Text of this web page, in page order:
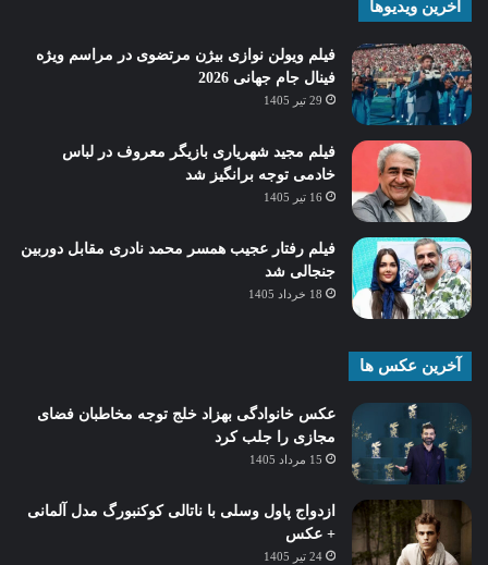
آخرین ویدیوها
فیلم ویولن نوازی بیژن مرتضوی در مراسم ویژه
فینال جام جهانی 2026
29 تیر 1405
فیلم مجید شهریاری بازیگر معروف در لباس
خادمی توجه برانگیز شد
16 تیر 1405
فیلم رفتار عجیب همسر محمد نادری مقابل دوربین
جنجالی شد
18 خرداد 1405
آخرین عکس ها
عکس خانوادگی بهزاد خلج توجه مخاطبان فضای
مجازی را جلب کرد
15 مرداد 1405
ازدواج پاول وسلی با ناتالی کوکنبورگ مدل آلمانی
+ عکس
24 تیر 1405